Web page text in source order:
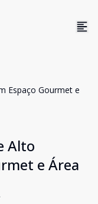
Espaço Gourmet e
Alto
e Área